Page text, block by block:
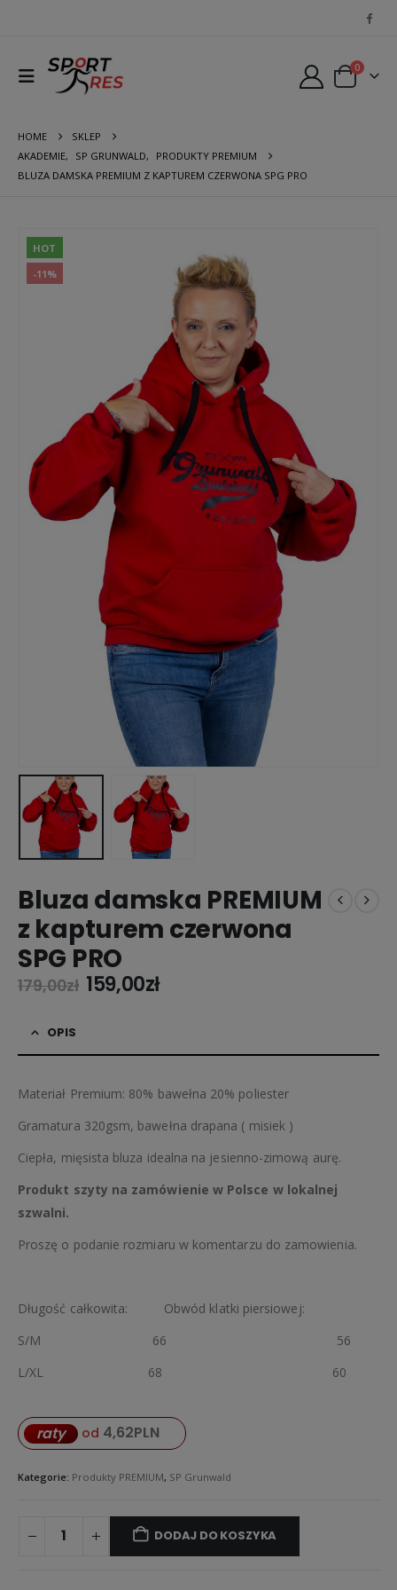
0
HOME
SKLEP
AKADEMIE, SP GRUNWALD,
PRODUKTY PREMIUM
BLUZA DAMSKA PREMIUM Z KAPTUREM CZERWONA SPG PRO
HOT
-11%
Bluza damska PREMIUM
z kapturem czerwona
SPG PRO
179,00zł Pierwotna
cena
159,00złAktualna
OPIS
Materiał Premium: 80% bawełna 20% poliester
Gramatura 320gsm, bawełna drapana ( misiek )
Ciepła, mięsista bluza idealna na jesienno-zimową aurę.
Produkt szyty na zamówienie w Polsce w lokalnej
szwalni.
Proszę o podanie rozmiaru w komentarzu do zamowienia.
Długość całkowita: Obwód klatki piersiowej:
S/M 66 56
L/XL 68 60
raty od 4,62PLN
Kategorie: Produkty PREMIUM, SP Grunwald
DODAJ DO KOSZYKA